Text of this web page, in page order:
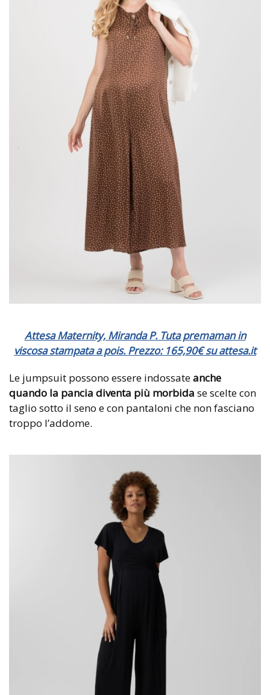
Attesa Maternity, Miranda P. Tuta premaman in
viscosa stampata a pois. Prezzo: 165,90€ su attesa.it
Le jumpsuit possono essere indossateanche
quando la pancia diventa più morbida se scelte con
taglio sotto il seno e con pantaloni che non fasciano
troppo l’addome.